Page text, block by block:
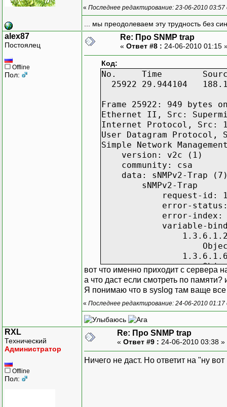
UDP
SNMPv2
« Последнее редактирование: 23-06-2010
... мы преодолеваем эту трудность без
alex87
Постоялец
Offline
Пол:
Re: Про SNMP trap
« Ответ #8 : 24-06-2010 01:15
Код:
No. Time
25922 29.944104
Frame 25922: 949
Ethernet II, Src:
Internet Protocol, Src:
User Datagram Protocol,
Simple Network
version: v2c (1)
community: csa
data: sNMPv2-Trap
sNMPv2-Trap
request-id:
error-status:
error-index:
variable-
Object Name:
Object Name:
Object Name:
Value
Object Name:
Value
Object Name:
Object Name:
вот что именно приходит с сервера
а что даст если смотреть по памяти?
Я понимаю что в syslog там ваще все
« Последнее редактирование: 24-06-2010
RXL
Технический
Администратор
Offline
Пол:
Re: Про SNMP trap
« Ответ #9 : 24-06-2010 03:38 »
Ничего не даст. Но ответит на "ну